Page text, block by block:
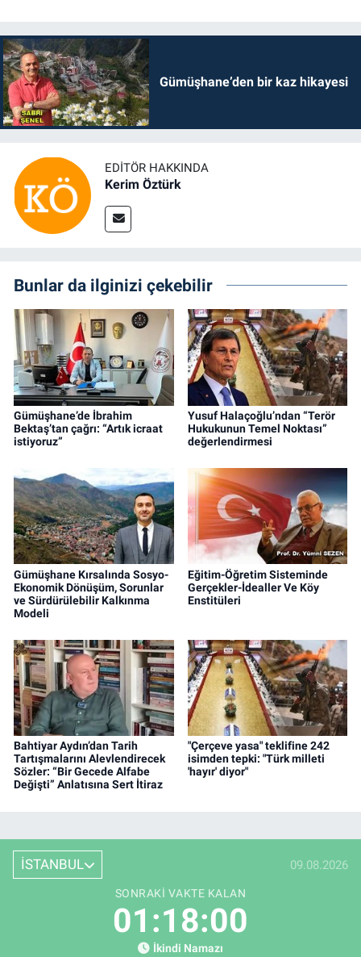
Gümüşhane’den bir kaz hikayesi
EDITÖR HAKKINDA
Kerim Öztürk
Bunlar da ilginizi çekebilir
Gümüşhane’de İbrahim
Bektaş’tan çağrı: “Artık icraat
istiyoruz”
Yusuf Halaçoğlu’ndan “Terör
Hukukunun Temel Noktası”
değerlendirmesi
Gümüşhane Kırsalında Sosyo-
Ekonomik Dönüşüm, Sorunlar
ve Sürdürülebilir Kalkınma
Modeli
Eğitim-Öğretim Sisteminde
Gerçekler-İdealler Ve Köy
Enstitüleri
Bahtiyar Aydın’dan Tarih
Tartışmalarını Alevlendirecek
Sözler: “Bir Gecede Alfabe
Değişti” Anlatısına Sert İtiraz
"Çerçeve yasa" teklifine 242
isimden tepki: "Türk milleti
'hayır' diyor"
İSTANBUL 09.08.2026
SONRAKI VAKTE KALAN
01:17:59
İkindi Namazı